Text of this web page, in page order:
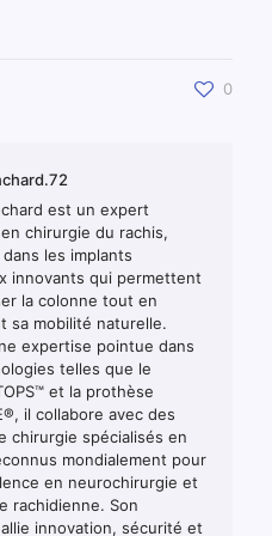
0
est un expert
chirurgie du rachis,
les implants
innovants qui permettent
la colonne tout en
sa mobilité naturelle.
expertise pointue dans
telles que le
et la prothèse
il collabore avec des
chirurgie spécialisés en
mondialement pour
en neurochirurgie et
rachidienne. Son
innovation, sécurité et